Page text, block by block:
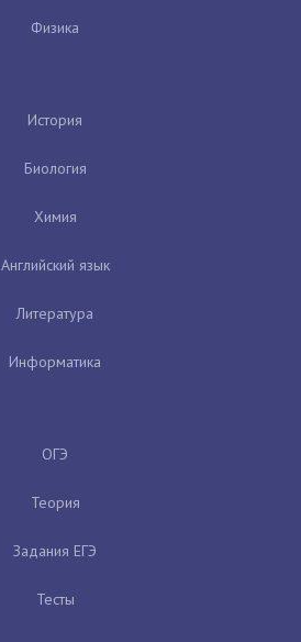
Физика
История
Биология
Химия
Английский язык
Литература
Информатика
ОГЭ
Теория
Задания ЕГЭ
Тесты